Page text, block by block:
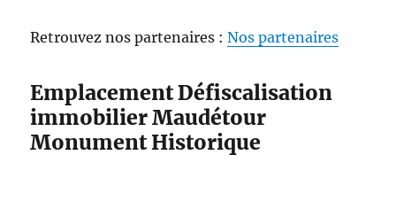
Retrouvez nos partenaires :Nos partenaires
Emplacement Défiscalisation
immobilier Maudétour
Monument Historique